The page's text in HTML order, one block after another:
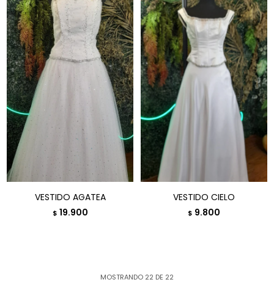
VESTIDO AGATEA
$ 19.900
VESTIDO CIELO
$ 9.800
MOSTRANDO 22 DE 22